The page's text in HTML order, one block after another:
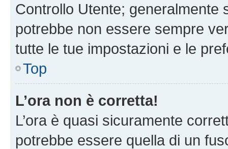
Controllo Utente; generalmente
potrebbe non essere sempre
tutte le tue impostazioni e le
Top
L’ora non è corretta!
L’ora è quasi sicuramente
potrebbe essere quella di un